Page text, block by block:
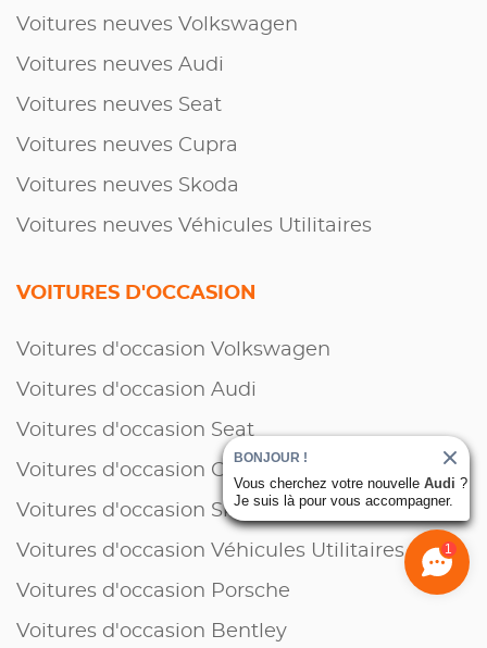
Voitures neuves Volkswagen
Voitures neuves Audi
Voitures neuves Seat
Voitures neuves Cupra
Voitures neuves Skoda
Voitures neuves Véhicules Utilitaires
VOITURES D'OCCASION
Voitures d'occasion Volkswagen
Voitures d'occasion Audi
Voitures d'occasion Seat
Voitures d'occasion Cupra
Voitures d'occasion Skoda
Voitures d'occasion Véhicules Utilitaires
Voitures d'occasion Porsche
Voitures d'occasion Bentley
1
BONJOUR !
Vous cherchez votre nouvelle Audi ?
Je suis là pour vous accompagner.